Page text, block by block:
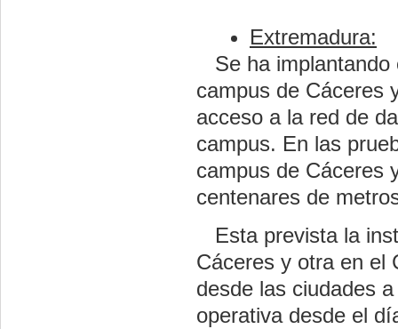
Extremadura:
Se ha implantando
campus de Cáceres
acceso a la red de
campus. En las
campus de Cáceres
centenares de
Esta prevista la
Cáceres y otra en el
desde las ciudades
operativa desde el